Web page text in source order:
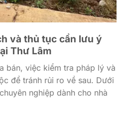
và thủ tục cần lưu ý
Thư Lâm
bán, việc kiểm tra pháp lý và
để tránh rủi ro về sau. Dưới
nghiệp dành cho nhà